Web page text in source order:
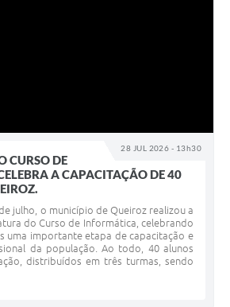
28 JUL 2026 - 13h30
CURSO DE
A CAPACITAÇÃO DE 40
julho, o município de Queiroz realizou a
do Curso de Informática, celebrando
uma importante etapa de capacitação e
da população. Ao todo, 40 alunos
distribuídos em três turmas, sendo